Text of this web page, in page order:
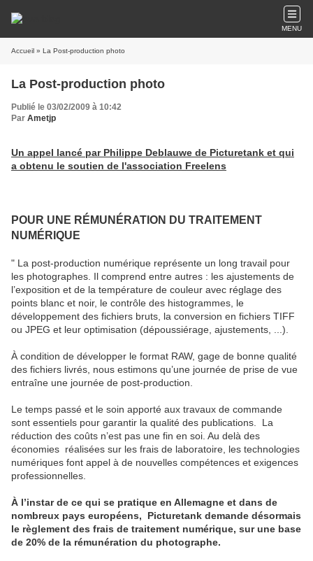
MENU
Accueil » La Post-production photo
La Post-production photo
Publié le 03/02/2009 à 10:42
Par Ametjp
Un appel lancé par Philippe Deblauwe de Picturetank et qui
a obtenu le soutien de l'association Freelens
POUR UNE RÉMUNÉRATION DU TRAITEMENT
NUMÉRIQUE
" La post-production numérique représente un long travail pour
les photographes. Il comprend entre autres : les ajustements de
l’exposition et de la température de couleur avec réglage des
points blanc et noir, le contrôle des histogrammes, le
développement des fichiers bruts, la conversion en fichiers TIFF
ou JPEG et leur optimisation (dépoussiérage, ajustements, ...).
À condition de développer le format RAW, gage de bonne qualité
des fichiers livrés, nous estimons qu’une journée de prise de vue
entraîne une journée de post-production.
Le temps passé et le soin apporté aux travaux de commande
sont essentiels pour garantir la qualité des publications. La
réduction des coûts n’est pas une fin en soi. Au delà des
économies réalisées sur les frais de laboratoire, les technologies
numériques font appel à de nouvelles compétences et exigences
professionnelles.
À l’instar de ce qui se pratique en Allemagne et dans de
nombreux pays européens, Picturetank demande désormais
le règlement des frais de traitement numérique, sur une base
de 20% de la rémunération du photographe.